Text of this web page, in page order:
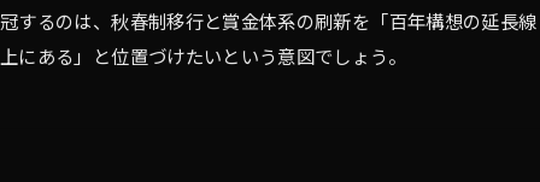
冠するのは、秋春制移行と賞金体系の刷新を「百年構想の延長線
上にある」と位置づけたいという意図でしょう。